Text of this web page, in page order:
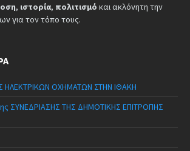
, ιστορία, πολιτισμό και ακλόνητη την
για τον τόπο τους.
ΗΛΕΚΤΡΙΚΩΝ ΟΧΗΜΑΤΩΝ ΣΤΗΝ ΙΘΑΚΗ
ΣΥΝΕΔΡΙΑΣΗΣ ΤΗΣ ΔΗΜΟΤΙΚΗΣ ΕΠΙΤΡΟΠΗΣ